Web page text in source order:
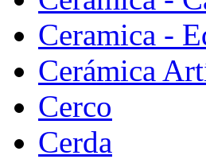
Ceramica -
Cerámica
Cerco
Cerda